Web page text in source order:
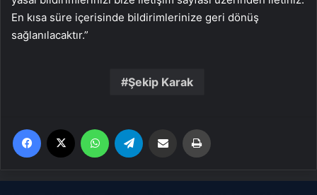
En kısa süre içerisinde bildirimlerinize geri dönüş
sağlanılacaktır.”
Şekip Karak
Facebook WhatsApp Email'den paylaş